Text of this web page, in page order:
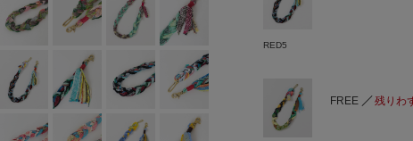
RED5
FREE 残りわ